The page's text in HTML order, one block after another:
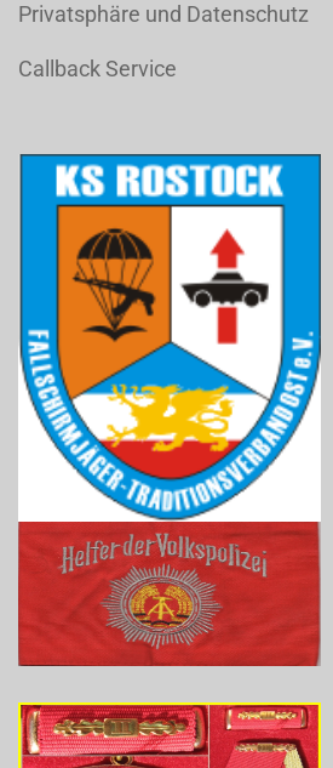
Privatsphäre und Datenschutz
Callback Service